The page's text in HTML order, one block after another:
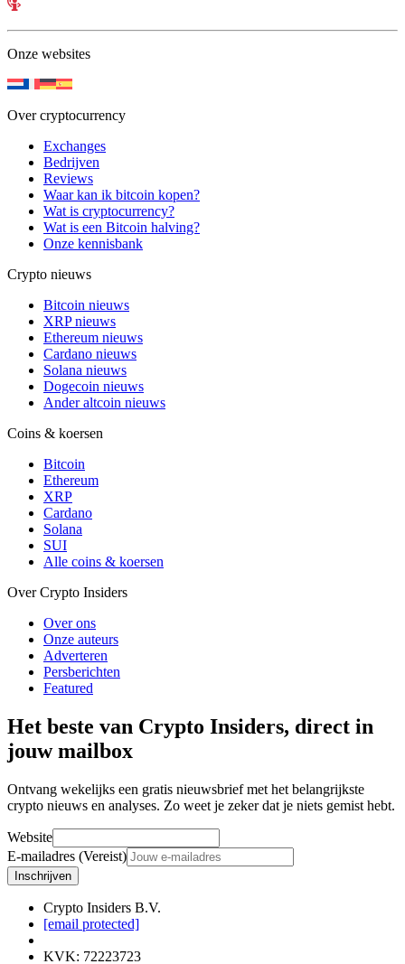
Onze websites
Over cryptocurrency
Exchanges
Bedrijven
Reviews
Waar kan ik bitcoin kopen?
Wat is cryptocurrency?
Wat is een Bitcoin halving?
Onze kennisbank
Crypto nieuws
Bitcoin nieuws
XRP nieuws
Ethereum nieuws
Cardano nieuws
Solana nieuws
Dogecoin nieuws
Ander altcoin nieuws
Coins & koersen
Bitcoin
Ethereum
XRP
Cardano
Solana
SUI
Alle coins & koersen
Over Crypto Insiders
Over ons
Onze auteurs
Adverteren
Persberichten
Featured
Het beste van Crypto Insiders, direct in
jouw mailbox
Ontvang wekelijks een gratis nieuwsbrief met het belangrijkste
crypto nieuws en analyses. Zo weet je zeker dat je niets gemist hebt.
Website
E-mailadres (Vereist)
Inschrijven
Crypto Insiders B.V.
[email protected]
KVK: 72223723